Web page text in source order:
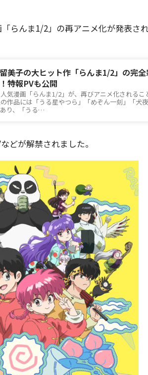
らんま1/2」の再アニメ化が発表さ
美子の大ヒット作「らんま1/2」の完
特報PVも公開
気漫画「らんま1/2」が、再びアニメ化されるこ
作品には「うる星やつら」「めぞん一刻」「犬
り、「うる…
どが解禁されました。